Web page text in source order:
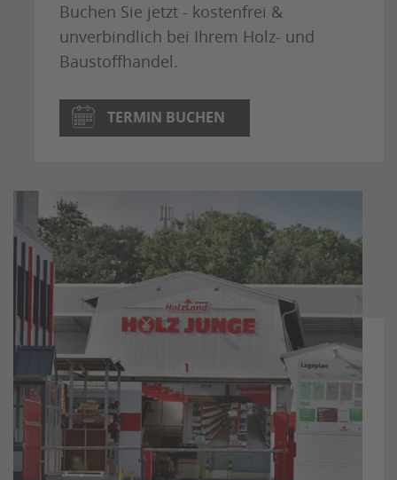
Buchen Sie jetzt - kostenfrei &
unverbindlich bei Ihrem Holz- und
Baustoffhandel.
TERMIN BUCHEN